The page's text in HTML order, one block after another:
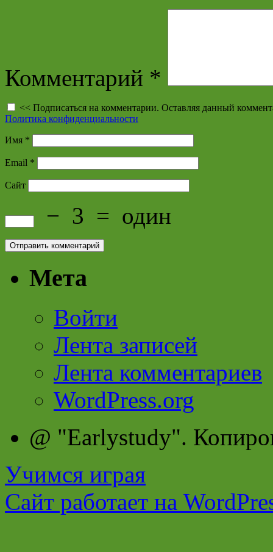
Комментарий *
<< Подписаться на комментарии. Оставляя данный
Политика конфиденциальности
Имя *
Email *
Сайт
− 3 = один
Мета
Войти
Лента записей
Лента комментариев
WordPress.org
@ "Earlystudy".
Учимся играя
Сайт работает на